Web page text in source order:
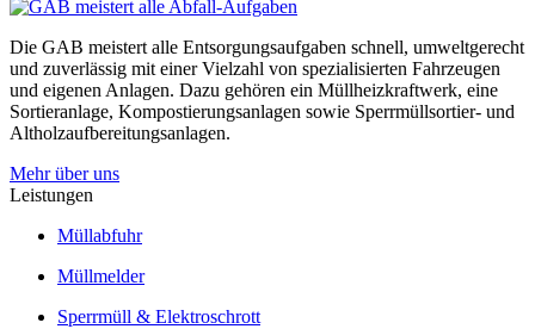
Die GAB meistert alle Entsorgungsaufgaben schnell, umweltgerecht
und zuverlässig mit einer Vielzahl von spezialisierten Fahrzeugen
und eigenen Anlagen. Dazu gehören ein Müllheizkraftwerk, eine
Sortieranlage, Kompostierungsanlagen sowie Sperrmüllsortier- und
Altholzaufbereitungsanlagen.
Mehr über uns
Leistungen
Müllabfuhr
Müllmelder
Sperrmüll & Elektroschrott